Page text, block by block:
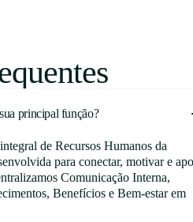
principal função?
de Recursos Humanos da
para conectar, motivar e
Comunicação Interna,
Benefícios e Bem-estar em